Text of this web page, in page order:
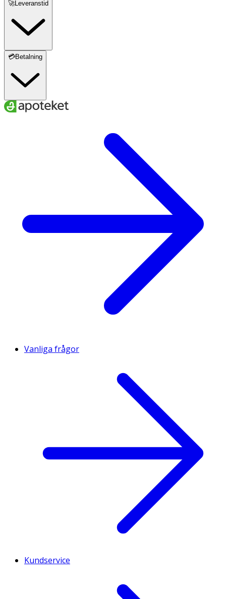
🚀Leveranstid
💳Betalning
Vanliga frågor
Kundservice